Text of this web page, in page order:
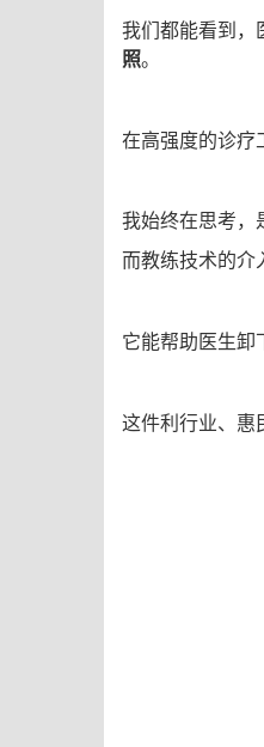
我们都能看到，
照。
在高强度的诊疗
我始终在思考，
而教练技术的介
它能帮助医生卸
这件利行业、惠